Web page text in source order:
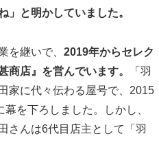
」と明かしていました。
を継いで、 2019年からセレク
商店』を営んでいます。
「羽
家に代々伝わる屋号で、2015
を下ろしました。しかし、
さんは6代目店主として「羽